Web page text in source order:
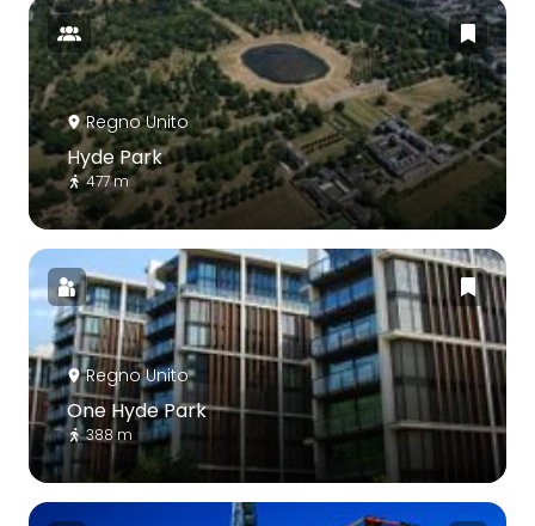
Regno Unito
Hyde Park
477 m
Regno Unito
One Hyde Park
388 m